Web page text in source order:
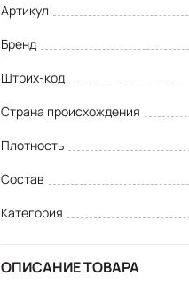
Артикул
Бренд
Штрих-код
Страна происхождения
Плотность
Состав
Категория
ОПИСАНИЕ ТОВАРА